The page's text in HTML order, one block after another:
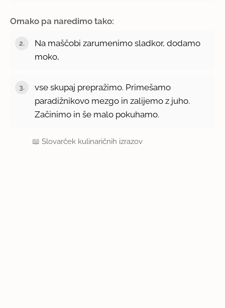
Omako pa naredimo tako:
Na maščobi zarumenimo sladkor, dodamo
moko,
vse skupaj prepražimo. Primešamo
paradižnikovo mezgo in zalijemo z juho.
Začinimo in še malo pokuhamo.
📖Slovarček kulinaričnih izrazov